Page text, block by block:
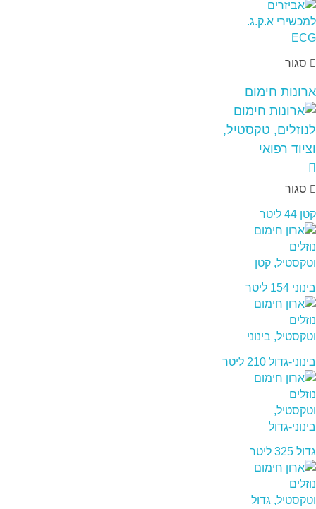
סגור
ארונות חימום
סגור
קטן 44 ליטר
בינוני 154 ליטר
בינוני-גדול 210 ליטר
גדול 325 ליטר